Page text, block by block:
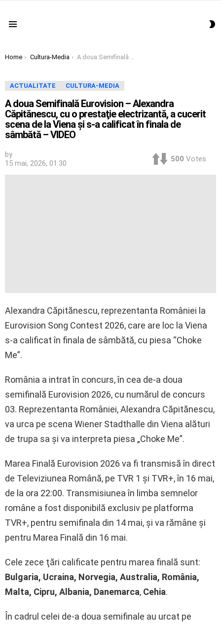
You are here:
Home Cultura-Media A doua Semifinală Eurovision – Alexandra Căpitănescu, cu o prestaţie electrizantă, a cucerit scena de la Viena şi s-a calificat în finala de sâmbătă – VIDEO
ACTUALITATE CULTURA-MEDIA
A doua Semifinală Eurovision – Alexandra
Căpitănescu, cu o prestaţie electrizantă, a cucerit
scena de la Viena şi s-a calificat în finala de
sâmbătă – VIDEO
by
15 mai, 2026, 01:30
500 Votes
Alexandra Căpitănescu, reprezentanta României la
Eurovision Song Contest 2026, care are loc la Viena
s-a calificat în finala de sâmbătă, cu piesa “Choke
Me”.
România a intrat în concurs, în cea de-a doua
semifinală Eurovision 2026, cu numărul de concurs
03. Reprezentanta României, Alexandra Căpitănescu,
va urca pe scena Wiener Stadthalle din Viena alături
de trupa sa şi va interpreta piesa „Choke Me”.
Marea Finală Eurovision 2026 va fi transmisă în direct
de Televiziunea Română, pe TVR 1 şi TVR+, în 16 mai,
de la ora 22:00. Transmisiunea în limba semnelor
române a fost disponibilă exclusiv pe platforma
TVR+, pentru semifinala din 14 mai, şi va rămâne şi
pentru Marea Finală din 16 mai.
Cele zece ţări calificate pentru marea finală sunt:
Bulgaria, Ucraina, Norvegia, Australia, România,
Malta, Cipru, Albania, Danemarca, Cehia.
În cadrul celei de-a doua semifinale au urcat pe